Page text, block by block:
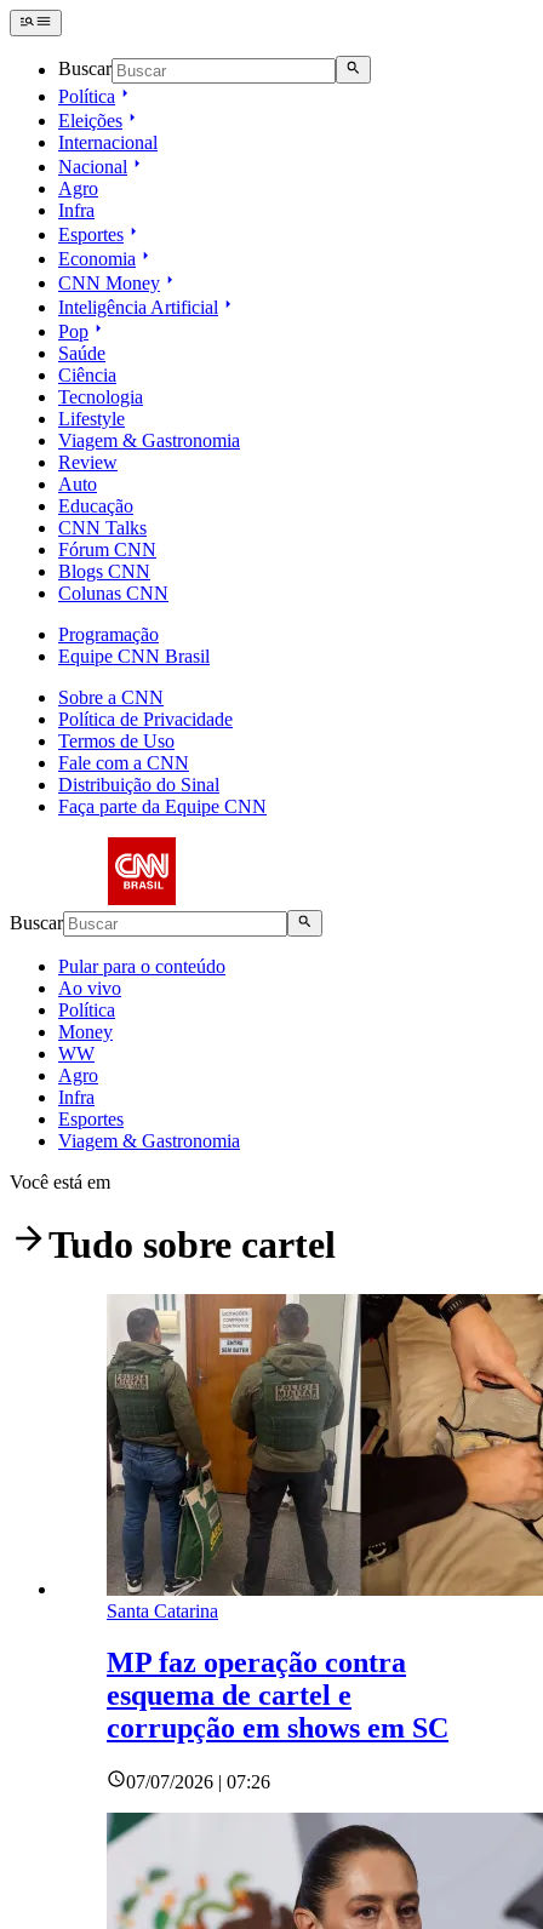
Buscar
Política
Eleições
Internacional
Nacional
Agro
Infra
Esportes
Economia
CNN Money
Inteligência Artificial
Pop
Saúde
Ciência
Tecnologia
Lifestyle
Viagem & Gastronomia
Review
Auto
Educação
CNN Talks
Fórum CNN
Blogs CNN
Colunas CNN
Programação
Equipe CNN Brasil
Sobre a CNN
Política de Privacidade
Termos de Uso
Fale com a CNN
Distribuição do Sinal
Faça parte da Equipe CNN
Buscar
Pular para o conteúdo
Ao vivo
Política
Money
WW
Agro
Infra
Esportes
Viagem & Gastronomia
Você está em
Tudo sobre cartel
Santa Catarina
MP faz operação contra
esquema de cartel e
corrupção em shows em SC
07/07/2026 | 07:26